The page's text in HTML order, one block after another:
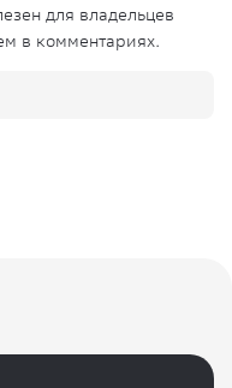
для владельцев
в комментариях.